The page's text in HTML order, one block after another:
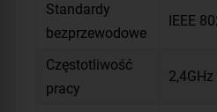
Standardy
bezprzewodowe
IEEE
Częstotliwość
pracy